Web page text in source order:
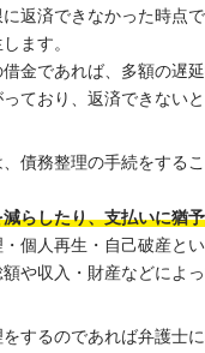
返済できなかった時点
ます。
金であれば、多額の遅
ており、返済できない
債務整理の手続をする
らしたり、支払いに猶
個人再生・自己破産と
や収入・財産などによ
するのであれば弁護士